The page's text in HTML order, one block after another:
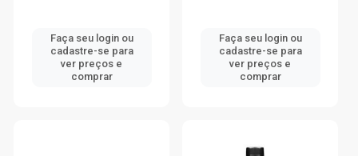
Faça seu login ou
cadastre-se para
ver preços e
comprar
Faça seu login ou
cadastre-se para
ver preços e
comprar